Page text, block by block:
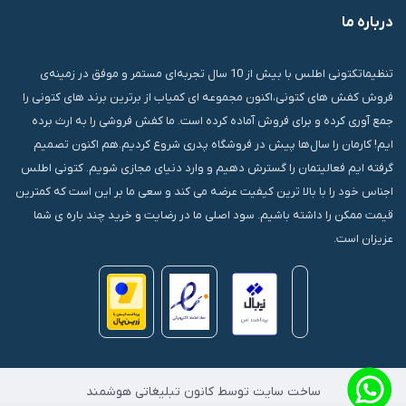
درباره ما
تنظیماتکتونی اطلس با بیش از 10 سال تجربه‌ای مستمر و موفق در زمینه‌ی
فروش کفش های کتونی،اکنون مجموعه ای کمیاب از برترین برند های کتونی را
جمع آوری کرده و برای فروش آماده کرده است. ما کفش فروشی را به ارث برده
ایم! کارمان را سال‌ها پیش در فروشگاه پدری شروع کردیم.هم اکنون تصمیم
گرفته ایم فعالیتمان را گسترش دهیم و وارد دنیای مجازی شویم. کتونی اطلس
اجناس خود را با بالا ترین کیفیت عرضه می کند و سعی ما بر این است که کمترین
قیمت ممکن را داشته باشیم. سود اصلی ما در رضایت و خرید چند باره ی شما
عزیزان است.
ساخت سایت توسط کانون تبلیغاتی هوشمند